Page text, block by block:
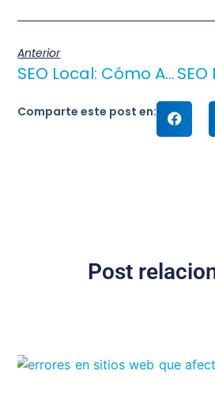
Anterior
SEO Local: Cómo Aparecer En Los Primeros Resultados De Google Maps
Comparte este post en:
Post